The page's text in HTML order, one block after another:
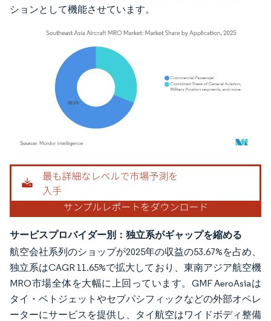
ションとして機能させています。
画像 © Mordor Intelligence。再利用にはCC BY 4.0の表示が必要です。
サービスプロバイダー別：独立系がギャップを縮める
航空会社系列のショップが2025年の収益の53.67%を占め、
独立系はCAGR 11.65%で拡大しており、東南アジア航空機
MRO市場全体を大幅に上回っています。GMF AeroAsiaは
タイ・ベトジェットやセブパシフィックなどの外部オペレ
ーターにサービスを提供し、タイ航空はワイドボディ整備